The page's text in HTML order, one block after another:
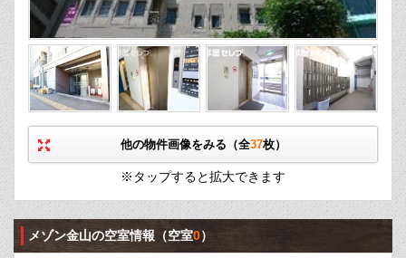
他の物件画像をみる（全37枚）
※タップすると拡大できます
メゾン金山の空室情報 （空室0）